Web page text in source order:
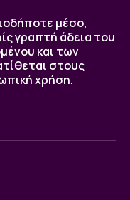
μέσο,
γραπτή άδεια του
και των
στους
χρήση.